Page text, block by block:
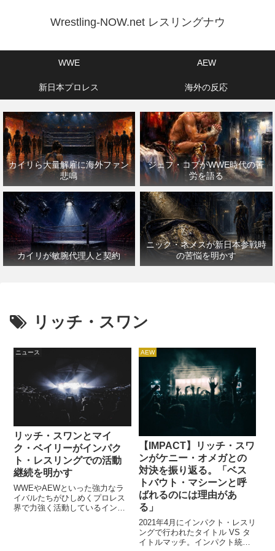
Wrestling-NOW.net レスリングナウ
WWE AEW
新日本プロレス 海外の反応
カイリら大量解雇に海外ファン
悲鳴
ジェフ・コブがWWE時代の苦
労を語る
カイリが敏腕代理人と契約
ニック・ネメスが新日本参戦時
の苦悩を明かす
リッチ・スワン
ニュース
リッチ・スワンとマイ
ク・ベイリーがインパク
ト・レスリングでの活動
継続を明かす
WWEやAEWといった強力なラ
イバルたちがひしめくプロレス
界で力強く活動しているインパ
AEW
【IMPACT】リッチ・スワ
ンがケニー・オメガとの
対決を振り返る。「ベス
トバウト・マシーンと呼
ばれるのには理由があ
る」
2021年4月にインパクト・レスリ
ングで行われたタイトル VS タ
イトルマッチ。インパクト統一